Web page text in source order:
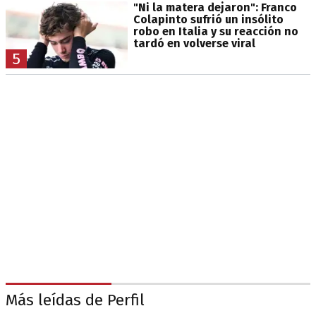
5
"Ni la matera dejaron": Franco
Colapinto sufrió un insólito
robo en Italia y su reacción no
tardó en volverse viral
Más leídas de Perfil